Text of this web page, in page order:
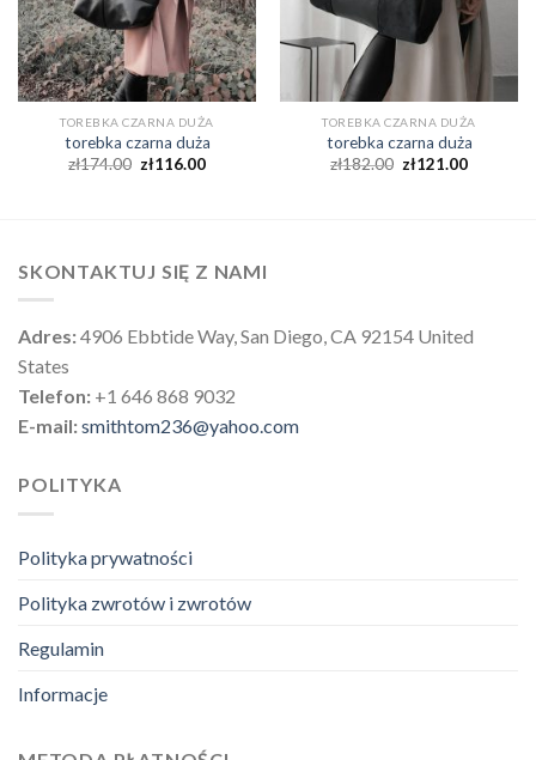
TOREBKA CZARNA DUŻA
torebka czarna duża
zł174.00 zł116.00
TOREBKA CZARNA DUŻA
torebka czarna duża
zł182.00 zł121.00
SKONTAKTUJ SIĘ Z NAMI
Adres:4906 Ebbtide Way, San Diego, CA 92154 United
States
Telefon: +1 646 868 9032
E-mail:smithtom236@yahoo.com
POLITYKA
Polityka prywatności
Polityka zwrotów i zwrotów
Regulamin
Informacje